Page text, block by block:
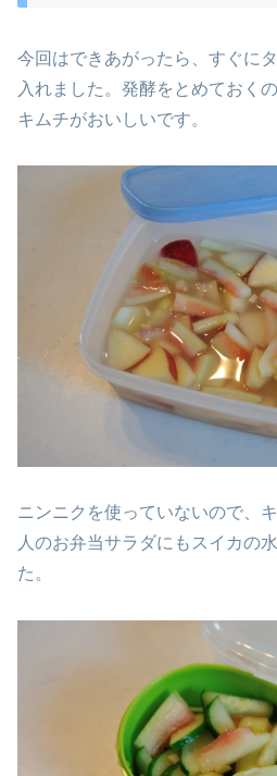
今回はできあがったら、すぐに
入れました。発酵をとめておく
キムチがおいしいです。
ニンニクを使っていないので、
人のお弁当サラダにもスイカの
た。